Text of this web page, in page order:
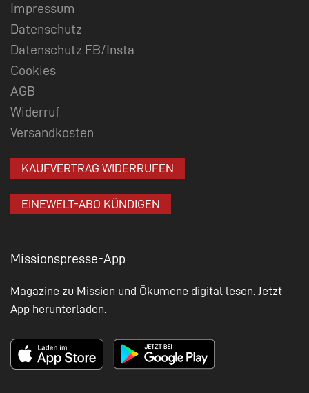
Impressum
Datenschutz
Datenschutz FB/Insta
Cookies
AGB
Widerruf
Versandkosten
KAUFVERTRAG WIDERRUFEN
EINEWELT-ABO KÜNDIGEN
Missionspresse-App
Magazine zu Mission und Ökumene digital lesen. Jetzt
App herunterladen.